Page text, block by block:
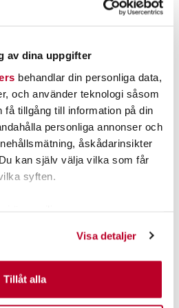
av dina uppgifter
behandlar din personliga data,
och använder teknologi såsom
tillgång till information på din
personliga annonser och
åskådarinsikter
kan själv välja vilka som får
syften.
genom att aktivt skanna den för
(fingeravtryck)
personliga uppgifter
Visa detaljer
Tillåt alla
Fusion® MS-BB100 Black
Box (BV*)
Nuvarande pris:
3 995,00 kr Tidigare pris
4 399,00 kr
3 995,00 kr
4 399,00 kr
BESTÄLLNINGSVARA
LÄGG I VARUKORGEN